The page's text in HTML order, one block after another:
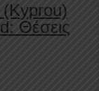
Θέσεις